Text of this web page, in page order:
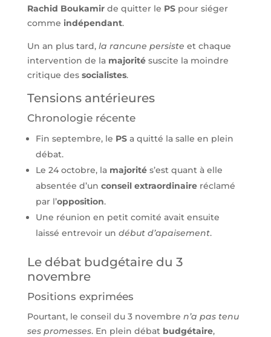
Rachid Boukamirde quitter le PSpour siéger
comme indépendant.
Un an plus tard, la rancune persiste et chaque
intervention de la majoritésuscite la moindre
critique des socialistes.
Tensions antérieures
Chronologie récente
Fin septembre, le PSa quitté la salle en plein
débat.
Le 24 octobre, la majorités’est quant à elle
absentée d’un conseil extraordinaireréclamé
par l’opposition.
Une réunion en petit comité avait ensuite
laissé entrevoir un début d’apaisement.
Le débat budgétaire du 3
novembre
Positions exprimées
Pourtant, le conseil du 3 novembre n’a pas tenu
ses promesses. En plein débat budgétaire,